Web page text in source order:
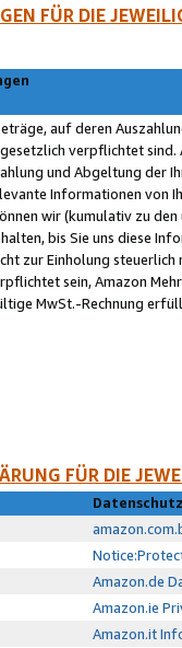
FÜR DIE
auf deren
verpflichtet
und Abgeltung der
Informationen von
wir (kumulativ zu
bis Sie uns diese
zur Einholung
sein, Amazon
MwSt.-Rechnung
FÜR DIE
Amazon.de
Amazon.ie
Amazon.it